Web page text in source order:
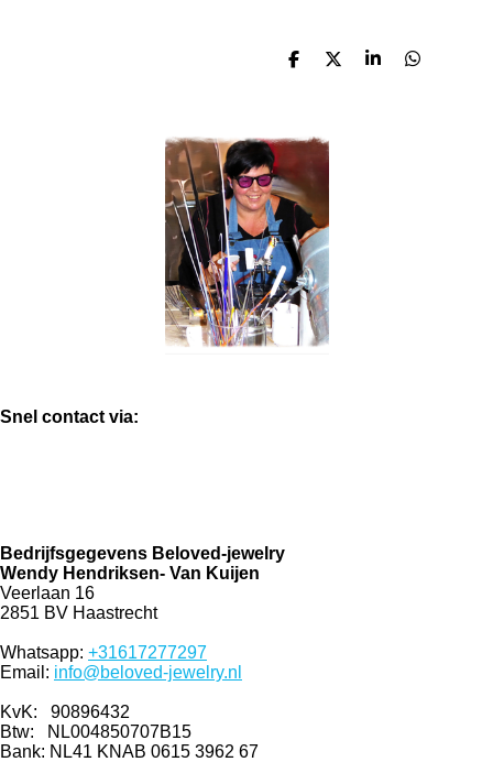
D
n
D
S
D
Snel contact via:
s
A
p
p
a
g
r
a
b
o
k
Bedrijfsgegevens Beloved-jewelry
Wendy Hendriksen- Van Kuijen
Veerlaan 16
2851 BV Haastrecht
Whatsapp: +31617277297
Email: info@beloved-jewelry.nl
KvK: 90896432
Btw:
NL004850707B15
Bank: NL41 KNAB 0615 3962 67